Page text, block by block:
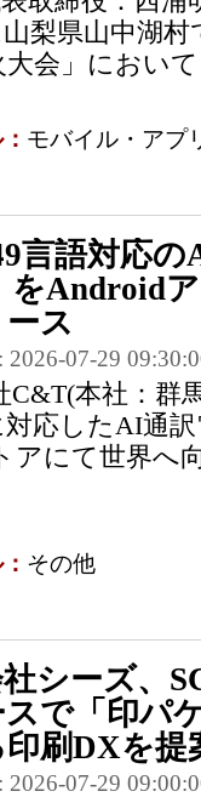
梨県山中湖
会」におい
モバイル・アプ
言語対応
をAndroid
ス
2026-07-29
C&T(本社：群
応したAI通
アにて世界へ
その他
シーズ、
で「印パ
刷DXを提
2026-07-29